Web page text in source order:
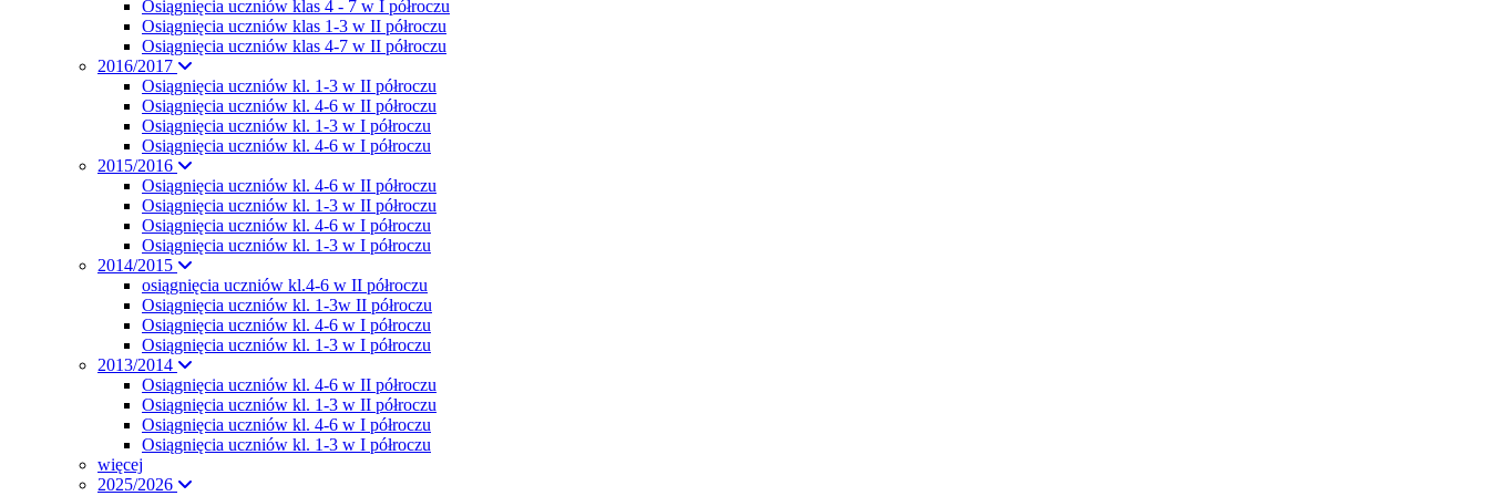
Osiągnięcia uczniów klas 4 - 7 w I półroczu
Osiągnięcia uczniów klas 1-3 w II półroczu
Osiągnięcia uczniów klas 4-7 w II półroczu
2016/2017
Osiągnięcia uczniów kl. 1-3 w II półroczu
Osiągnięcia uczniów kl. 4-6 w II półroczu
Osiągnięcia uczniów kl. 1-3 w I półroczu
Osiągnięcia uczniów kl. 4-6 w I półroczu
2015/2016
Osiągnięcia uczniów kl. 4-6 w II półroczu
Osiągnięcia uczniów kl. 1-3 w II półroczu
Osiągnięcia uczniów kl. 4-6 w I półroczu
Osiągnięcia uczniów kl. 1-3 w I półroczu
2014/2015
osiągnięcia uczniów kl.4-6 w II półroczu
Osiągnięcia uczniów kl. 1-3w II półroczu
Osiągnięcia uczniów kl. 4-6 w I półroczu
Osiągnięcia uczniów kl. 1-3 w I półroczu
2013/2014
Osiągnięcia uczniów kl. 4-6 w II półroczu
Osiągnięcia uczniów kl. 1-3 w II półroczu
Osiągnięcia uczniów kl. 4-6 w I półroczu
Osiągnięcia uczniów kl. 1-3 w I półroczu
więcej
2025/2026